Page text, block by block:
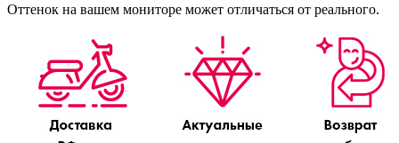
Оттенок на вашем мониторе может отличаться от реального.